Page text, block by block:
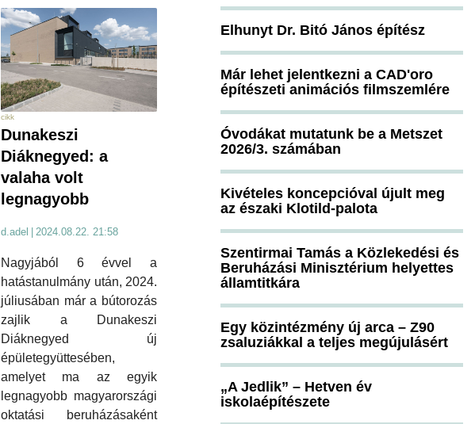
cikk
Dunakeszi
Diáknegyed: a
valaha volt
legnagyobb
d.adel 2024.08.22. 21:58
Nagyjából 6 évvel a
hatástanulmány után, 2024.
júliusában már a bútorozás
zajlik a Dunakeszi
Diáknegyed új
épületegyüttesében,
amelyet ma az egyik
legnagyobb magyarországi
oktatási beruházásaként
Elhunyt Dr. Bitó János építész
Már lehet jelentkezni a CAD'oro
építészeti animációs filmszemlére
Óvodákat mutatunk be a Metszet
2026/3. számában
Kivételes koncepcióval újult meg
az északi Klotild-palota
Szentirmai Tamás a Közlekedési és
Beruházási Minisztérium helyettes
államtitkára
Egy közintézmény új arca – Z90
zsaluziákkal a teljes megújulásért
„A Jedlik” – Hetven év
iskolaépítészete